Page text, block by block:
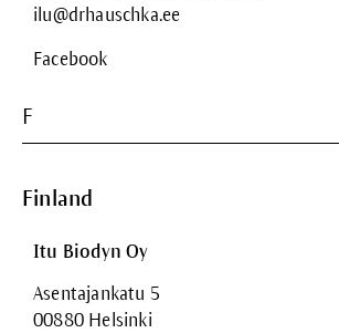
ilu@drhauschka.ee
Facebook
F
Finland
Itu Biodyn Oy
Asentajankatu 5
00880 Helsinki